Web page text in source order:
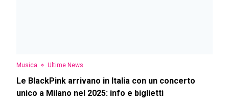
Musica Ultime News
Le BlackPink arrivano in Italia con un concerto
unico a Milano nel 2025: info e biglietti